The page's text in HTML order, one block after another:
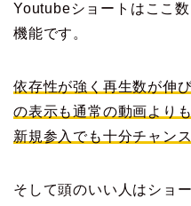
Youtubeショートはここ
機能です。
依存性が強く再生数が伸
の表示も通常の動画より
新規参入でも十分チャン
そして頭のいい人はショ